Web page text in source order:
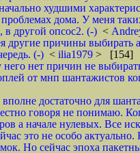
худшими
дома. У меня
в другой опсос2. (-) <
другие причины выбирать
(-) < ilia1979 > [154]
нет причин не
от мнп шантажистов
достаточно для
говоря не понимаю.
а начале нулевых. Все
это не особо
Но сейчас эпоха